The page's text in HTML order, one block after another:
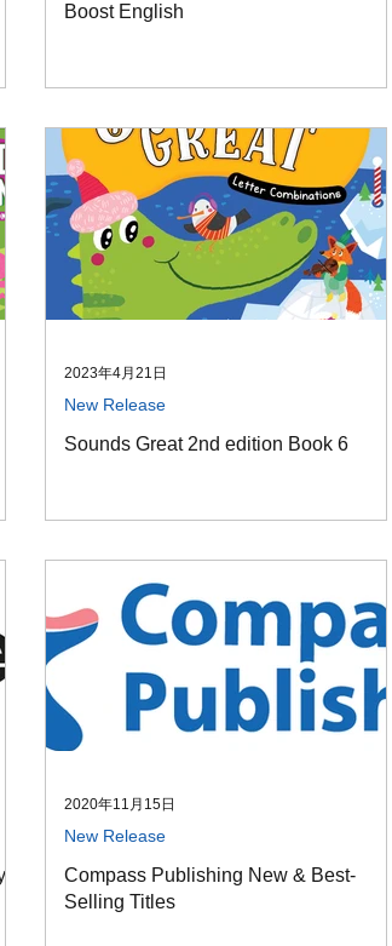
Boost English
Sounds Great 2nd edition Book 6
New Release
2023年4月21日
Compass Publishing New & Best-
Selling Titles
New Release
2020年11月15日